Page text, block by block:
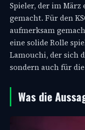
Spieler, der im
gemacht. Für den
aufmerksam
eine solide Rolle
Lamouchi, der sich
sondern auch für
Was die